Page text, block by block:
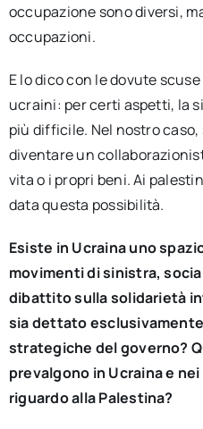
occupazione sono diversi,
occupazioni.
E lo dico con le dovute
ucraini: per certi aspetti, la
più difficile. Nel nostro caso,
diventare un
vita o i propri beni. Ai
data questa possibilità.
Esiste in Ucraina uno
movimenti di sinistra,
dibattito sulla solidarietà
sia dettato
strategiche del governo?
prevalgono in Ucraina e
riguardo alla Palestina?